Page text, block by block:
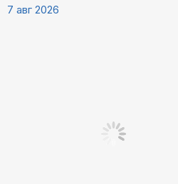
7 авг 2026